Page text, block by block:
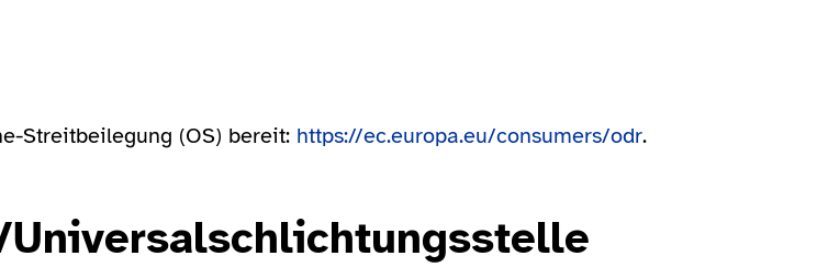
Streitbeilegung (OS) bereit: https://ec.europa.eu/consumers/odr.